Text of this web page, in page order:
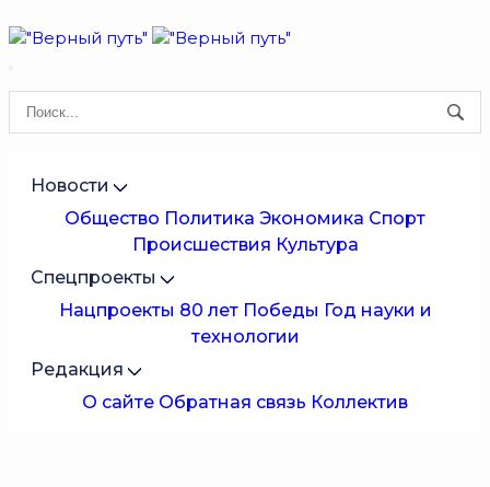
Новости
Общество Политика Экономика Спорт
Происшествия Культура
Спецпроекты
Нацпроекты 80 лет Победы Год науки и
технологии
Редакция
О сайте Обратная связь Коллектив